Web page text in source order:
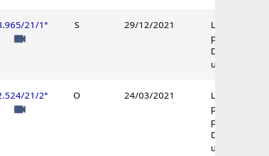
21/1ª S 29/12/2021
Lançamento
procedente.
Decisão
unânime.
21/2ª O 24/03/2021
Lançamento
parcialmente
procedente.
Decisão
unânime.